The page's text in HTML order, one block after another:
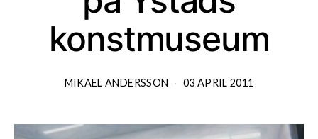
konstmuseum
MIKAEL ANDERSSON 03 APRIL 2011